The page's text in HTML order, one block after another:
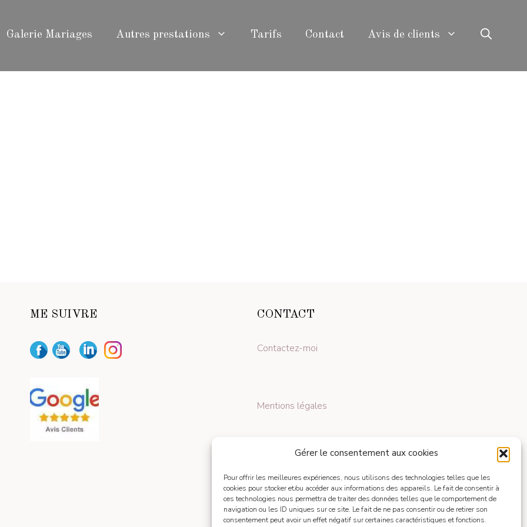
Gérer le consentement aux cookies
Pour offrir les meilleures expériences, nous utilisons des technologies telles que les
cookies pour stocker et/ou accéder aux informations des appareils. Le fait de consentir à
ces technologies nous permettra de traiter des données telles que le comportement de
navigation ou les ID uniques sur ce site. Le fait de ne pas consentir ou de retirer son
consentement peut avoir un effet négatif sur certaines caractéristiques et fonctions.
Galerie Mariages Autres prestations Tarifs Contact Avis de clients
ME SUIVRE CONTACT
Contactez-moi
Mentions légales